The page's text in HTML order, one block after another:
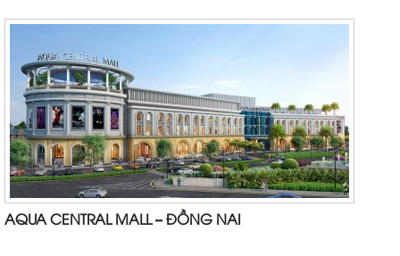
AQUA CENTRAL MALL – ĐỒNG NAI